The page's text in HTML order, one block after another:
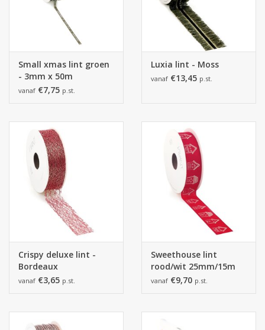
Small xmas lint groen
- 3mm x 50m
vanaf €7,75 p.st.
Luxia lint - Moss
vanaf €13,45 p.st.
Crispy deluxe lint -
Bordeaux
vanaf €3,65 p.st.
Sweethouse lint
rood/wit 25mm/15m
vanaf €9,70 p.st.